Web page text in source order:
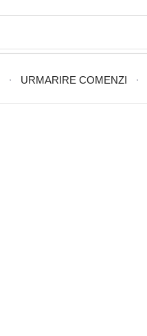
URMARIRE COMENZI